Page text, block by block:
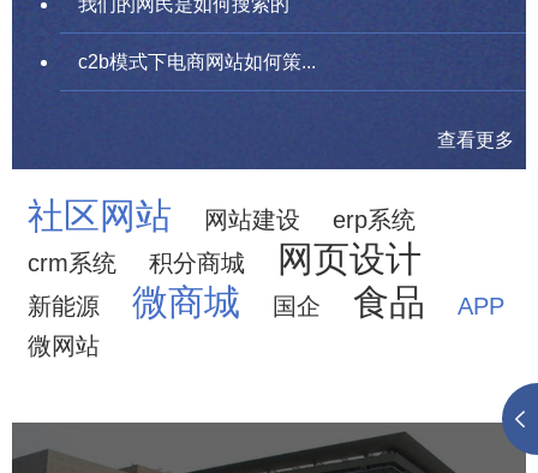
我们的网民是如何搜索的
c2b模式下电商网站如何策...
查看更多
社区网站 网站建设
erp系统
crm系统
积分商城 网页设计
新能源 微商城 国企 食品
APP
微网站